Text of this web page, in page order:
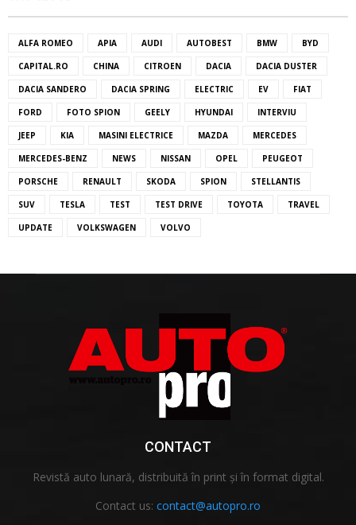
ALFA ROMEO APIA AUDI AUTOBEST BMW BYD
CAPITAL.RO CHINA CITROEN DACIA DACIA DUSTER
DACIA SANDERO DACIA SPRING ELECTRIC EV FIAT
FORD FOTO SPION GEELY HYUNDAI INTERVIU
JEEP KIA MASINI ELECTRICE MAZDA MERCEDES
MERCEDES-BENZ NEWS NISSAN OPEL PEUGEOT
PORSCHE RENAULT SKODA SPION STELLANTIS
SUV TESLA TEST TEST DRIVE TOYOTA TRAVEL
UPDATE VOLKSWAGEN VOLVO
CONTACT
Revistă auto lunară, distribuită în print și în format digital.
Contact us: contact@autopro.ro